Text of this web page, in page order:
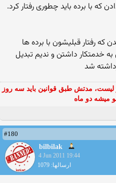
كه با برده باید چطوری رفتار كرد.
رفتار قبلیشون با برده ها
خدمتكار داشتن و ندیم تبدیل
شد
لیست، مدتش طبق قوانین باید سه روز
میشه دو ماه
#180
bilbilak
4 Jun 2011 19:44
ارسالها: 1079